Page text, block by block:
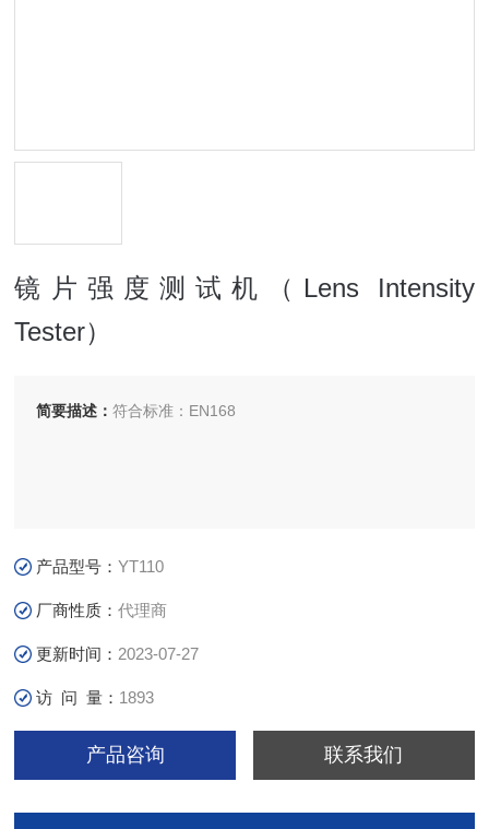
镜片强度测试机（Lens Intensity
Tester）
简要描述：符合标准：EN168
产品型号：YT110
厂商性质：代理商
更新时间： 2023-07-27
访 问 量： 1893
产品咨询 联系我们